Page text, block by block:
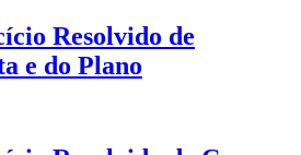
Resolvido de
e do Plano